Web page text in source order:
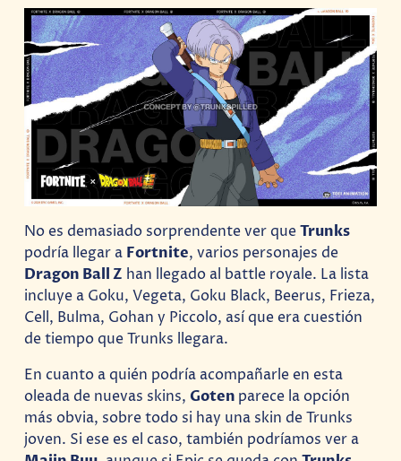
No es demasiado sorprendente ver queTrunks
podría llegar a Fortnite, varios personajes de
Dragon Ball Z han llegado al battle royale. La lista
incluye a Goku, Vegeta, Goku Black, Beerus, Frieza,
Cell, Bulma, Gohan y Piccolo, así que era cuestión
de tiempo que Trunks llegara.
En cuanto a quién podría acompañarle en esta
oleada de nuevas skins,Goten parece la opción
más obvia, sobre todo si hay una skin de Trunks
joven. Si ese es el caso, también podríamos ver a